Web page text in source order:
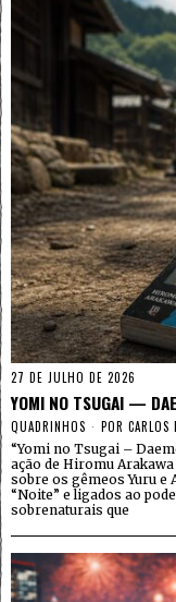
27 DE JULHO DE 2026
YOMI NO TSUGAI —
QUADRINHOS POR CARLOS
“Yomi no Tsugai –
ação de Hiromu
sobre os gêmeos Yuru e
“Noite” e ligados ao
sobrenaturais que